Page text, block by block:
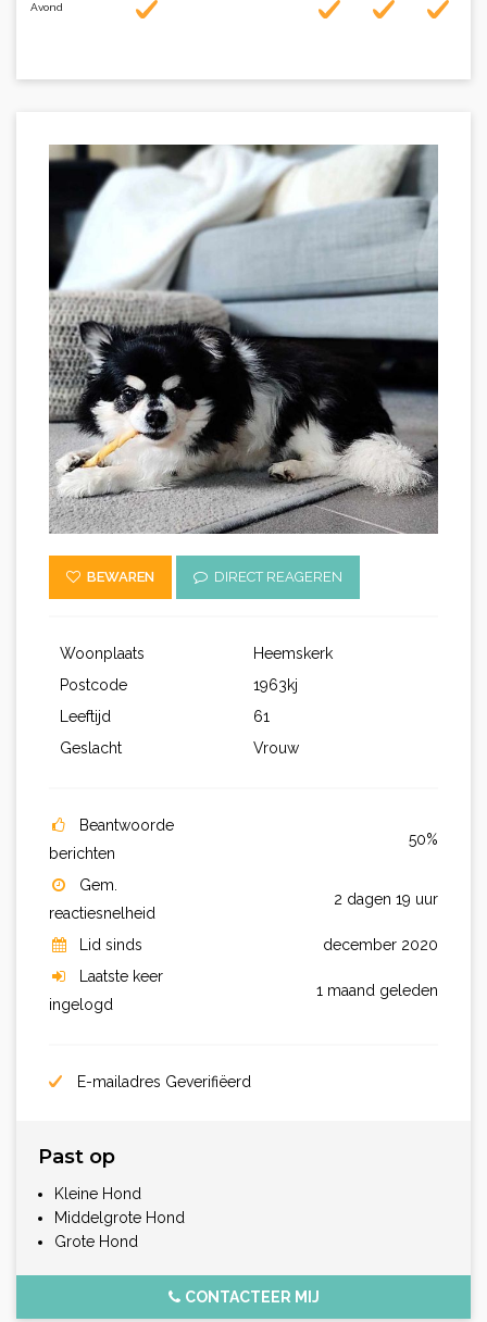
Avond
BEWAREN DIRECT REAGEREN
Woonplaats
Heemskerk
Postcode
1963kj
Leeftijd
61
Geslacht
Vrouw
Beantwoorde
berichten
50%
Gem.
reactiesnelheid
2 dagen 19 uur
Lid sinds
december 2020
Laatste keer
ingelogd
1 maand geleden
E-mailadres Geverifiëerd
Past op
Kleine Hond
Middelgrote Hond
Grote Hond
CONTACTEER MIJ